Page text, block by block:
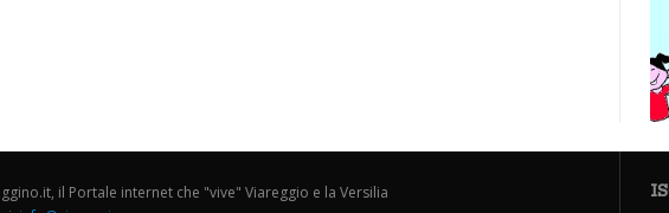
il Portale internet che "vive" Viareggio e la Versilia